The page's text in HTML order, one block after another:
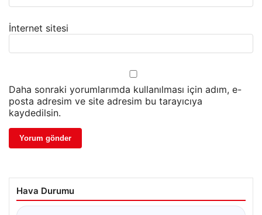
İnternet sitesi
Daha sonraki yorumlarımda kullanılması için adım, e-
posta adresim ve site adresim bu tarayıcıya
kaydedilsin.
Hava Durumu